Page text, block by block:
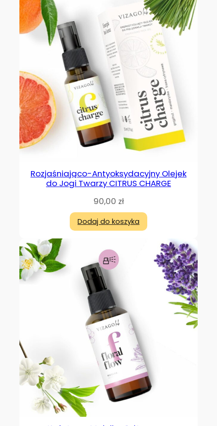
Rozjaśniająco-Antyoksydacyjny Olejek
do Jogi Twarzy CITRUS CHARGE
90,00 zł
Dodaj do koszyka